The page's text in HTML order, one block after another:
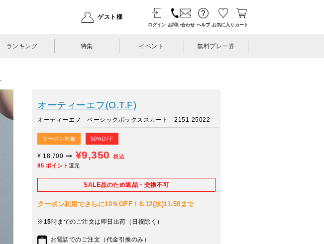
ゲスト様
ログイン お問い合わせ ヘルプ お気に入り カート
ランキング 特集 イベント 無料プレー券
オーティーエフ(O.T.F)
オーティーエフ ベーシックボックススカート 2151-25022
クーポン対象 50%OFF
¥ 18,700 ¥9,350
税込
85 ポイント 還元
SALE品のため返品・交換不可
クーポン利用でさらに10％OFF！8.12(水)11:59まで
※15時までのご注文は即日出荷（日祝除く）
お電話でのご注文（代金引換のみ）